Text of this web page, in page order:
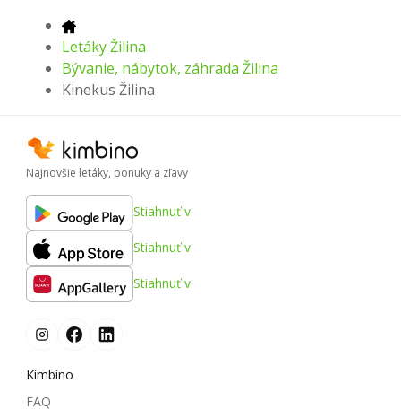
Letáky Žilina
Bývanie, nábytok, záhrada Žilina
Kinekus Žilina
Najnovšie letáky, ponuky a zľavy
Stiahnuť v
Stiahnuť v
Stiahnuť v
Kimbino
FAQ